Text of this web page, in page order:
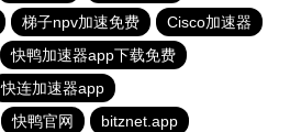
梯子npv加速免费
Cisco加速器
快鸭加速器app下载免费
快连加速器app
快鸭官网
bitznet.app